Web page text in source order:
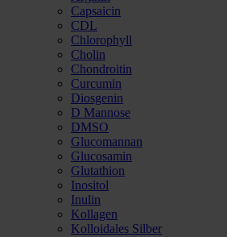
Capsaicin
CDL
Chlorophyll
Cholin
Chondroitin
Curcumin
Diosgenin
D Mannose
DMSO
Glucomannan
Glucosamin
Glutathion
Inositol
Inulin
Kollagen
Kolloidales Silber